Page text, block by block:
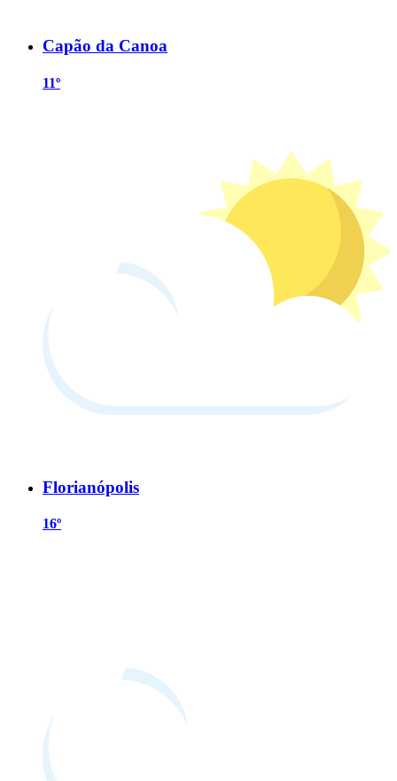
Capão da Canoa
11º
Florianópolis
16º